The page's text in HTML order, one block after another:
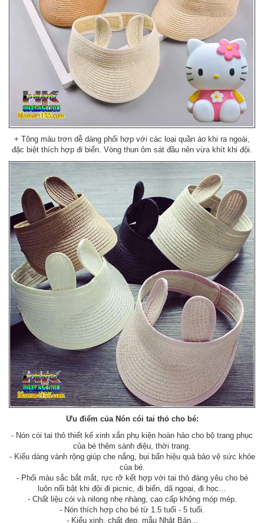
+ Tông màu trơn dễ dàng phối hợp với các loại quần áo khi ra ngoài,
đặc biệt thích hợp đi biển. Vòng thun ôm sát đầu nên vừa khít khi đội.
Ưu điểm của Nón cói tai thỏ cho bé:
- Nón cói tai thỏ thiết kế xinh xắn phụ kiện hoàn hảo cho bộ trang phục
của bé thêm sành điệu, thời trang.
- Kiểu dáng vành rộng giúp che nắng, bụi bẩn hiệu quả bảo vệ sức khỏe
của bé.
- Phối màu sắc bắt mắt, rực rỡ kết hợp với tai thỏ đáng yêu cho bé
luôn nổi bật khi đội đi picnic, đi biển, dã ngoại, đi học…
- Chất liệu cói và nilong nhẹ nhàng, cao cấp không móp mép.
- Nón thích hợp cho bé từ 1.5 tuổi - 5 tuổi.
- Kiểu xinh, chất đẹp, mẫu Nhật Bản...